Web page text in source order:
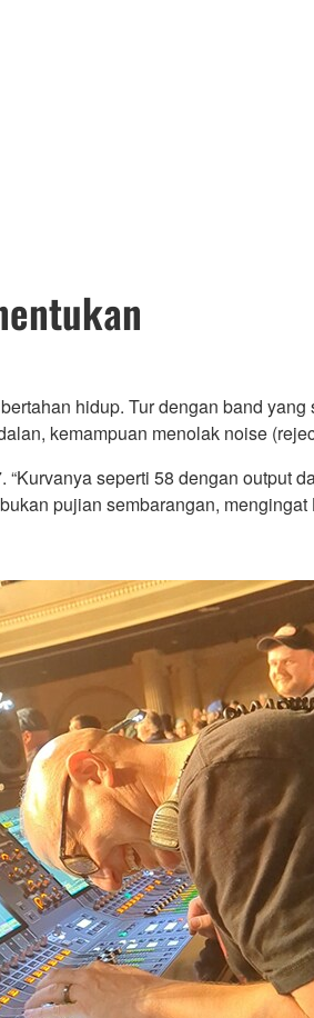
hidup. Tur dengan band
kemampuan menolak noise
seperti 58 dengan output
pujian sembarangan,